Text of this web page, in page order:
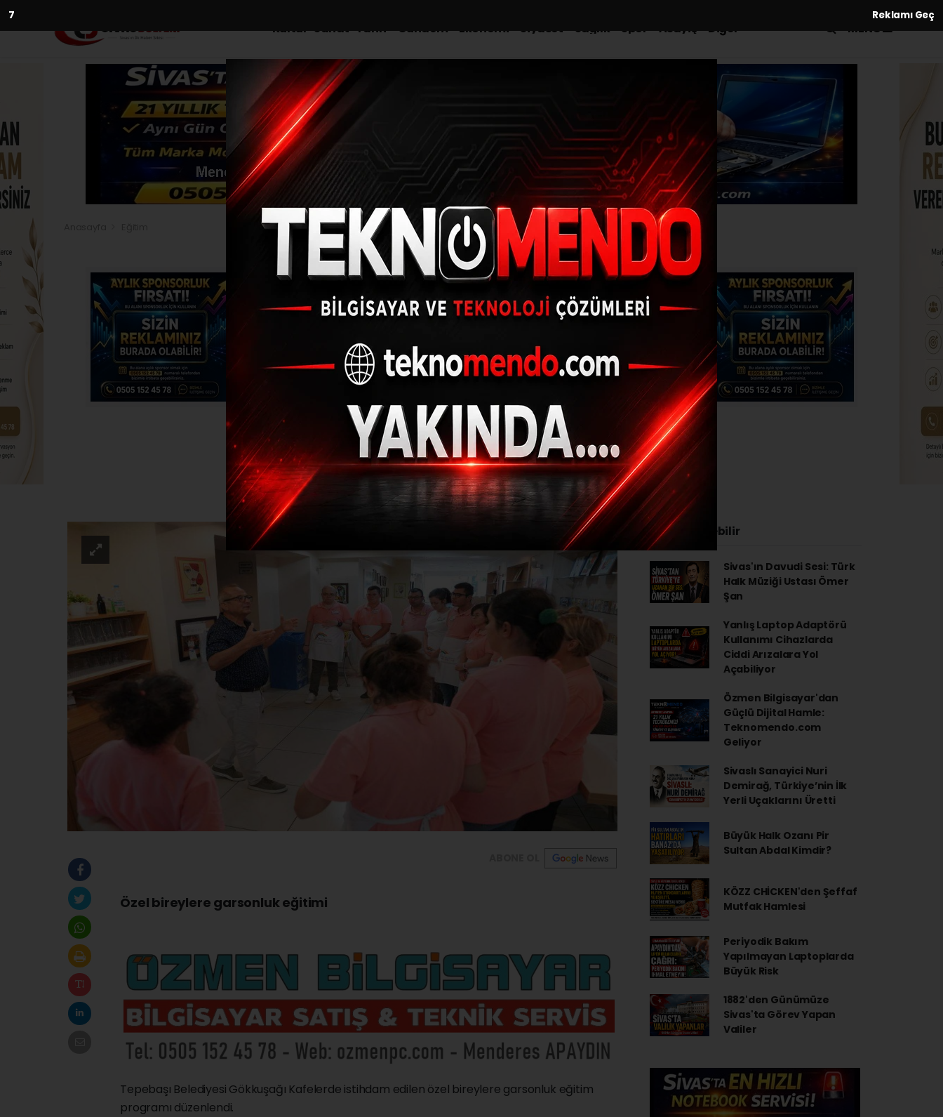
5 Reklamı Geç
Kültür-Sanat-Tarih Gündem Ekonomi Siyaset Sağlık Spor Asayiş Diğer MENÜ
Özel bireylere garsonluk eğitimi
EĞITIM (İHA) - İhlas Haber Ajansı | 31.07.2024 - 16:03, Güncelleme: 31.07.2024 - 15:43
Özel bireylere garsonluk eğitimi
Tepebaşı Belediyesi Gökkuşağı Kafelerde istihdam edilen özel bireylere garsonluk eğitim
programı düzenlendi.
İlginizi Çekebilir
Sivas'ın Davudi Sesi: Türk
Halk Müziği Ustası Ömer
Şan
Yanlış Laptop Adaptörü
Kullanımı Cihazlarda
Ciddi Arızalara Yol
Açabiliyor
Özmen Bilgisayar'dan
Güçlü Dijital Hamle:
Teknomendo.com
Geliyor
Sivaslı Sanayici Nuri
Demirağ, Türkiye’nin İlk
Yerli Uçaklarını Üretti
Büyük Halk Ozanı Pir
Sultan Abdal Kimdir?
KÖZZ CHİCKEN'den Şeffaf
Mutfak Hamlesi
Periyodik Bakım
Yapılmayan Laptoplarda
Büyük Risk
1882'den Günümüze
Sivas'ta Görev Yapan
Valiler